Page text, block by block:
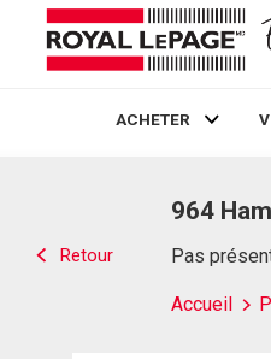
ACHETER
Retour
964
Pas
Accueil